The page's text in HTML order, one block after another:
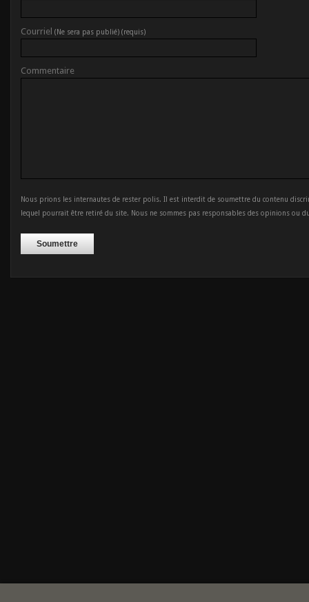
Courriel (Ne sera pas publié) (requis)
Commentaire
Nous prions les internautes de rester polis. Il est interdit de soumettre du contenu
lequel pourrait être retiré du site. Nous ne sommes pas responsables des opinions ou